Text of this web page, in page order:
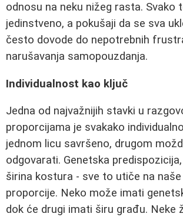
odnosu na neku nižeg rasta. Svako
jedinstveno, a pokušaji da se sva
često dovode do nepotrebnih
narušavanja samopouzdanja.
Individualnost kao ključ
Jedna od najvažnijih stavki u
proporcijama je svakako
jednom licu savršeno, drugom
odgovarati. Genetska
širina kostura - sve to utiče na
proporcije. Neko može imati
dok će drugi imati širu građu. Neke